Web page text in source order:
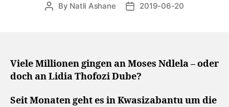
Post
By Natli Ashane
Post2019-06-20
Viele Millionen gingen an Moses Ndlela – oder
doch an Lidia Thofozi Dube?
Seit Monaten geht es in Kwasizabantu um die